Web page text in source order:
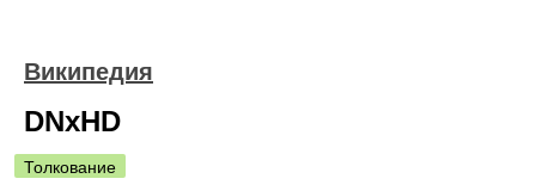
Википедия
DNxHD
Толкование